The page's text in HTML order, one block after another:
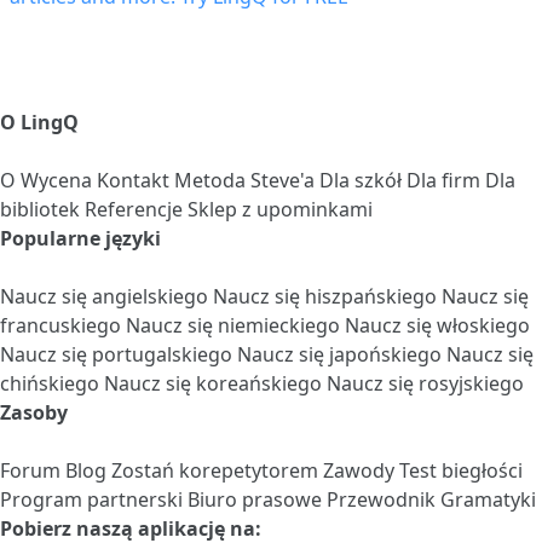
O LingQ
O Wycena Kontakt Metoda Steve'a Dla szkół Dla firm Dla
bibliotek ReferencjeSklep z upominkami
Popularne języki
Naucz się angielskiego Naucz się hiszpańskiego Naucz się
francuskiego Naucz się niemieckiego Naucz się włoskiego
Naucz się portugalskiego Naucz się japońskiego Naucz się
chińskiego Naucz się koreańskiego Naucz się rosyjskiego
Zasoby
Forum Blog Zostań korepetytorem ZawodyTest biegłości
Program partnerski Biuro prasowe Przewodnik Gramatyki
Pobierz naszą aplikację na: